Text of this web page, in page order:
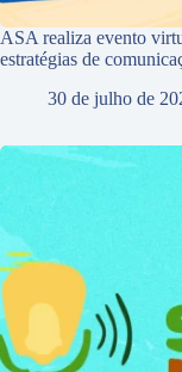
ASA realiza evento
estratégias de
30 de julho de